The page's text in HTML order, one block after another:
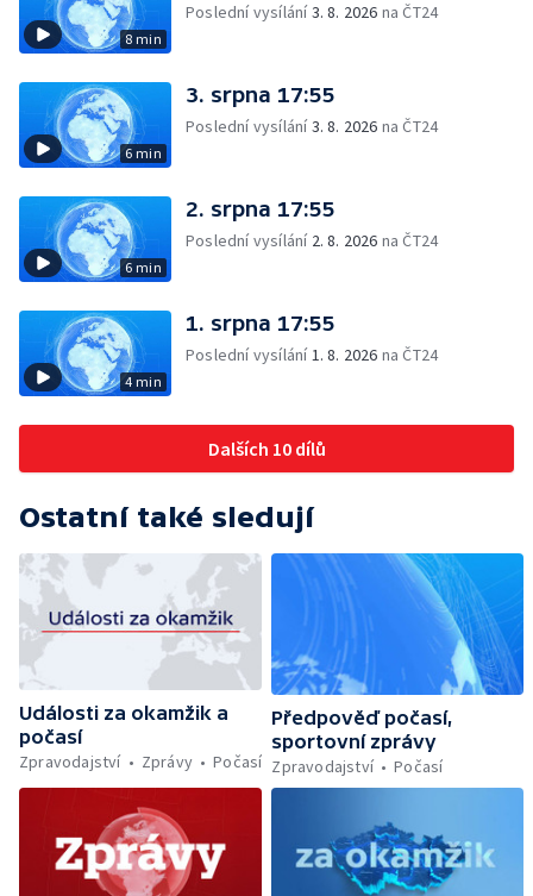
8 min
Poslední vysílání3. 8. 2026 na ČT24
6 min
3. srpna 17:55
Poslední vysílání3. 8. 2026 na ČT24
6 min
2. srpna 17:55
Poslední vysílání 2. 8. 2026 na ČT24
4 min
1. srpna 17:55
Poslední vysílání1. 8. 2026 na ČT24
Dalších 10 dílů
Ostatní také sledují
Události za okamžik a
počasí
Zpravodajství
Zprávy Počasí
Předpověď počasí,
sportovní zprávy
Zpravodajství
Počasí